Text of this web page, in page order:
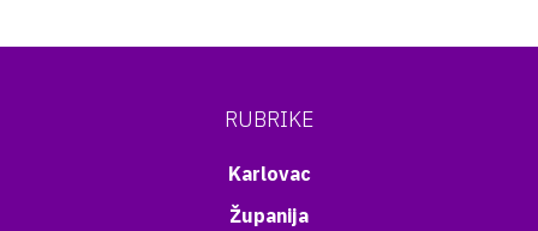
RUBRIKE
Karlovac
Županija